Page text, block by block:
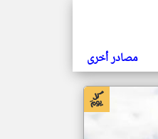
مصادر أخرى